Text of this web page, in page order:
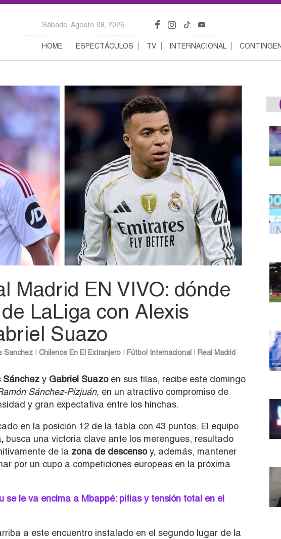
Sábado, Agosto 08, 2026
HOME ESPECTÁCULOS TV INTERNACIONAL
Madrid EN VIVO: dónde
LaLiga con Alexis
Suazo
Sanchez Chilenos En El Extranjero Fútbol Internacional Real Madrid
Sánchez y Gabriel Suazoen sus filas, recibe este domingo
Sánchez-Pizjuán, en un atractivo compromiso de
y gran expectativa entre los hinchas.
en la posición 12 de la tabla con 43 puntos. El equipo
busca una victoria clave ante los merengues, resultado
de la zona de descensoy, además, mantener
por un cupo a competiciones europeas en la próxima
se le va encima a Mbappé: pifias y tensión total en el
a este encuentro instalado en el segundo lugar de la